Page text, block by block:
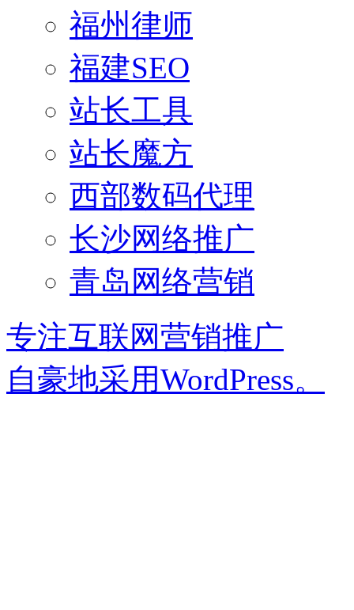
福州律师
福建SEO
站长工具
站长魔方
西部数码代理
长沙网络推广
青岛网络营销
专注互联网营销推广
自豪地采用WordPress。